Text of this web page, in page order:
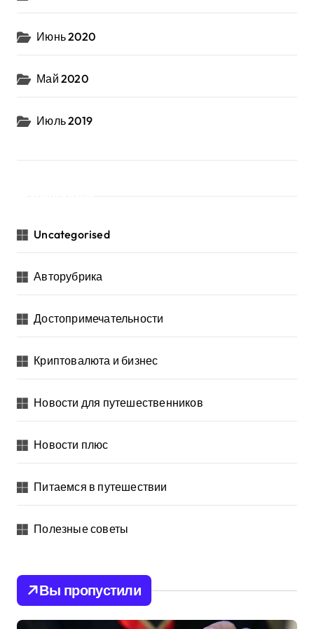
Июнь 2020
Май 2020
Июль 2019
Uncategorised
Авторубрика
Достопримечательности
Криптовалюта и бизнес
Новости для путешественников
Новости плюс
Питаемся в путешествии
Полезные советы
Вы пропустили